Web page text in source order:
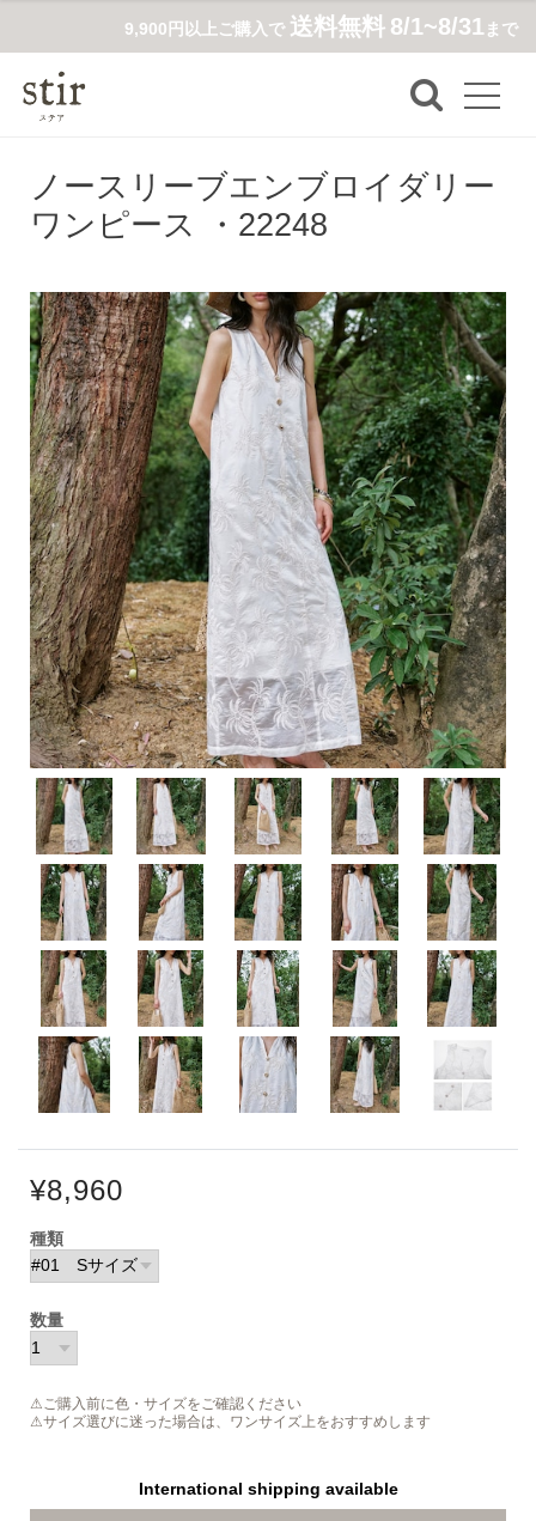
9,900円以上ご購入で 送料無料 8/1~8/31まで
ノースリーブエンブロイダリー
ワンピース ・22248
¥8,960
種類
数量
⚠ご購入前に色・サイズをご確認ください
⚠サイズ選びに迷った場合は、ワンサイズ上をおすすめします
International shipping available